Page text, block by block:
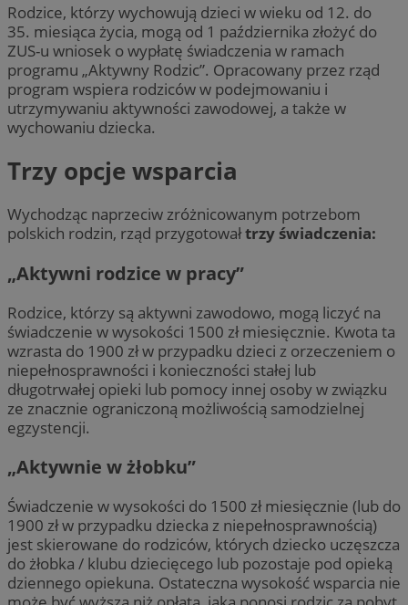
Rodzice, którzy wychowują dzieci w wieku od 12. do
35. miesiąca życia, mogą od 1 października złożyć do
ZUS-u wniosek o wypłatę świadczenia w ramach
programu „Aktywny Rodzic”. Opracowany przez rząd
program wspiera rodziców w podejmowaniu i
utrzymywaniu aktywności zawodowej, a także w
wychowaniu dziecka.
Trzy opcje wsparcia
Wychodząc naprzeciw zróżnicowanym potrzebom
polskich rodzin, rząd przygotowałtrzy świadczenia:
„Aktywni rodzice w pracy”
Rodzice, którzy są aktywni zawodowo, mogą liczyć na
świadczenie w wysokości 1500 zł miesięcznie. Kwota ta
wzrasta do 1900 zł w przypadku dzieci z orzeczeniem o
niepełnosprawności i konieczności stałej lub
długotrwałej opieki lub pomocy innej osoby w związku
ze znacznie ograniczoną możliwością samodzielnej
egzystencji.
„Aktywnie w żłobku”
Świadczenie w wysokości do 1500 zł miesięcznie (lub do
1900 zł w przypadku dziecka z niepełnosprawnością)
jest skierowane do rodziców, których dziecko uczęszcza
do żłobka / klubu dziecięcego lub pozostaje pod opieką
dziennego opiekuna. Ostateczna wysokość wsparcia nie